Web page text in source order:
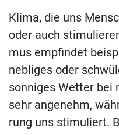
Kli­ma, die uns
oder auch
mus emp­fin­det
neb­li­ges oder
son­ni­ges Wet­ter bei
sehr an­ge­nehm,
rung uns sti­mu­liert.